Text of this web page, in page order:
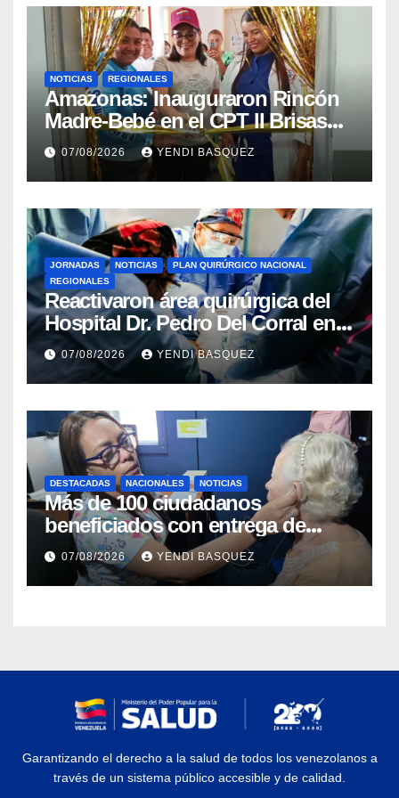
NOTICIAS REGIONALES
​Amazonas: Inauguraron Rincón
Madre-Bebé en el CPT II Brisas
del Aeropuerto ​Inauguraron
Rincón
07/08/2026 YENDI BASQUEZ
JORNADAS NOTICIAS
PLAN QUIRÚRGICO NACIONAL
REGIONALES
Reactivaron área quirúrgica del
Hospital Dr. Pedro Del Corral en
Guárico
07/08/2026 YENDI BASQUEZ
DESTACADAS NACIONALES NOTICIAS
Más de 100 ciudadanos
beneficiados con entrega de
prótesis auditivas en el Centro de
Rehabilitación J.J. Arvelo
07/08/2026 YENDI BASQUEZ
Garantizando el derecho a la salud de todos los venezolanos a
través de un sistema público accesible y de calidad.